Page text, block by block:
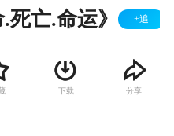
亡.命运》 +追
下载 分享